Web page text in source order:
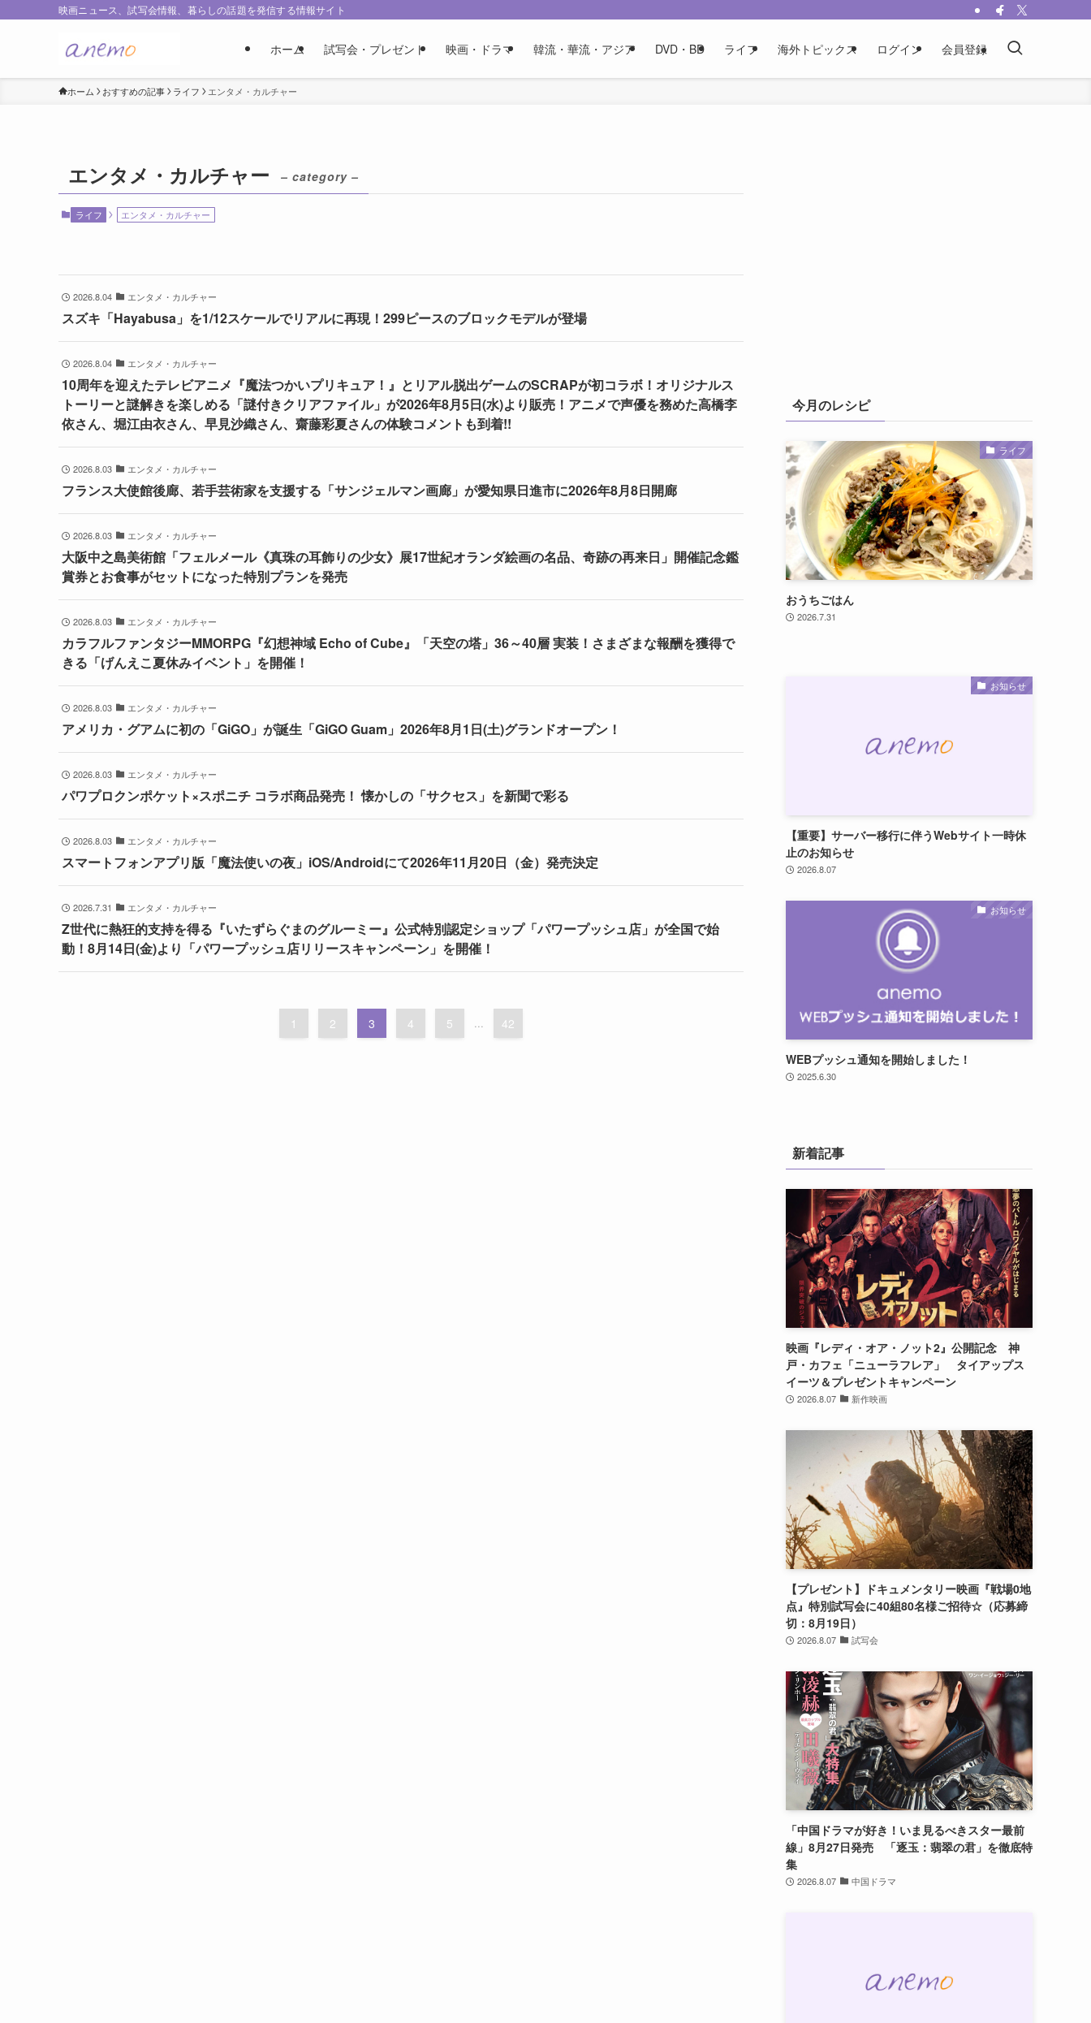
映画ニュース、試写会情報、暮らしの話題を発信する情報サイト
ホーム 試写会・プレゼント 映画・ドラマ 韓流・華流・アジア DVD・BD ライフ 海外トピックス ログイン 会員登録
ホーム おすすめの記事 ライフ エンタメ・カルチャー
エンタメ・カルチャー – category –
ライフ エンタメ・カルチャー
2026.8.04 エンタメ・カルチャー
スズキ「Hayabusa」を1/12スケールでリアルに再現！299ピースのブロックモデルが登場
2026.8.04 エンタメ・カルチャー
10周年を迎えたテレビアニメ『魔法つかいプリキュア！』とリアル脱出ゲームのSCRAPが初コラボ！オリジナルス
トーリーと謎解きを楽しめる「謎付きクリアファイル」が2026年8月5日(水)より販売！アニメで声優を務めた高橋李
依さん、堀江由衣さん、早見沙織さん、齋藤彩夏さんの体験コメントも到着!!
2026.8.03 エンタメ・カルチャー
フランス大使館後廊、若手芸術家を支援する「サンジェルマン画廊」が愛知県日進市に2026年8月8日開廊
2026.8.03 エンタメ・カルチャー
大阪中之島美術館「フェルメール《真珠の耳飾りの少女》展17世紀オランダ絵画の名品、奇跡の再来日」開催記念鑑
賞券とお食事がセットになった特別プランを発売
2026.8.03 エンタメ・カルチャー
カラフルファンタジーMMORPG『幻想神域 Echo of Cube』「天空の塔」36～40層 実装！さまざまな報酬を獲得で
きる「げんえこ夏休みイベント」を開催！
2026.8.03 エンタメ・カルチャー
アメリカ・グアムに初の「GiGO」が誕生「GiGO Guam」2026年8月1日(土)グランドオープン！
2026.8.03 エンタメ・カルチャー
パワプロクンポケット×スポニチ コラボ商品発売！ 懐かしの「サクセス」を新聞で彩る
2026.8.03 エンタメ・カルチャー
スマートフォンアプリ版「魔法使いの夜」iOS/Androidにて2026年11月20日（金）発売決定
2026.7.31 エンタメ・カルチャー
Z世代に熱狂的支持を得る『いたずらぐまのグルーミー』公式特別認定ショップ「パワープッシュ店」が全国で始
動！8月14日(金)より「パワープッシュ店リリースキャンペーン」を開催！
1 2 3 4 5 ... 42
今月のレシピ
ライフ
おうちごはん
2026.7.31
お知らせ
【重要】サーバー移行に伴うWebサイト一時休
止のお知らせ
2026.8.07
お知らせ
WEBプッシュ通知を開始しました！
2025.6.30
新着記事
映画『レディ・オア・ノット2』公開記念 神
戸・カフェ「ニューラフレア」 タイアップス
イーツ＆プレゼントキャンペーン
2026.8.07 新作映画
【プレゼント】ドキュメンタリー映画『戦場0地
点』特別試写会に40組80名様ご招待☆（応募締
切：8月19日）
2026.8.07 試写会
「中国ドラマが好き！いま見るべきスター最前
線」8月27日発売 「逐玉：翡翠の君」を徹底特
集
2026.8.07 中国ドラマ